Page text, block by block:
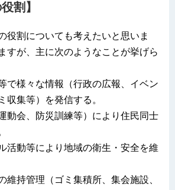
割】
役割についても考えたいと思いま
すが、主に次のようなことが挙げら
で様々な情報（行政の広報、イベン
収集等）を発信する。
動会、防災訓練等）により住民同士
活動等により地域の衛生・安全を維
維持管理（ゴミ集積所、集会施設、